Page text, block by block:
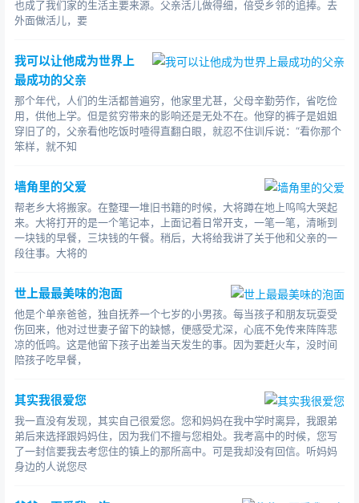
毫不在乎，父亲气得颤声问：“小嘉，如果将来你的孩子这
样气你，你会怎样?会不会像我一样难受?!”
他像个胜利者，头发一甩，没心没肺地说：“我不结
婚，不要孩子，他气不着我!”
父亲怒不可遏地拿起身边的扫帚要打他，他脖子一
伸：“给，你打!”父亲举起的手在空中晃了晃，最终又无奈
地放下。
他哪里知道，父亲的心在滴血。他把父亲的心伤成一
片片的。
五
他复读了两年，也让父亲失望了两年。看他不思进
一个重大决定，与其在家门口混日子，不如断了他要钱的
门路，送他到国外读大学。
他也乐意离开父亲。
费用。
有一天晚上，姑姑陪父亲一起回家。他在卧室睡觉没
有开灯，他们以为他没有在家。
也成了我们家的生活主要来源。父亲活儿做得细，倍受乡邻的追捧。去
外面做活儿，要
我可以让他成为世界上
最成功的父亲
那个年代，人们的生活都普遍穷，他家里尤甚，父母辛勤劳作，省吃俭
用，供他上学。但是贫穷带来的影响还是无处不在。他穿的裤子是姐姐
穿旧了的，父亲看他吃饭时噎得直翻白眼，就忍不住训斥说：“看你那个
笨样，就不知
墙角里的父爱
帮老乡大将搬家。在整理一堆旧书籍的时候，大将蹲在地上呜呜大哭起
来。大将打开的是一个笔记本，上面记着日常开支，一笔一笔，清晰到
一块钱的早餐，三块钱的午餐。稍后，大将给我讲了关于他和父亲的一
段往事。大将的
世上最最美味的泡面
他是个单亲爸爸，独自抚养一个七岁的小男孩。每当孩子和朋友玩耍受
伤回来，他对过世妻子留下的缺憾，便感受尤深，心底不免传来阵阵悲
凉的低鸣。这是他留下孩子出差当天发生的事。因为要赶火车，没时间
陪孩子吃早餐，
其实我很爱您
我一直没有发现，其实自己很爱您。您和妈妈在我中学时离异，我跟弟
弟后来选择跟妈妈住，因为我们不擅与您相处。我考高中的时候，您写
了一封信要我去考您住的镇上的那所高中。可是我却没有回信。听妈妈
身边的人说您尽